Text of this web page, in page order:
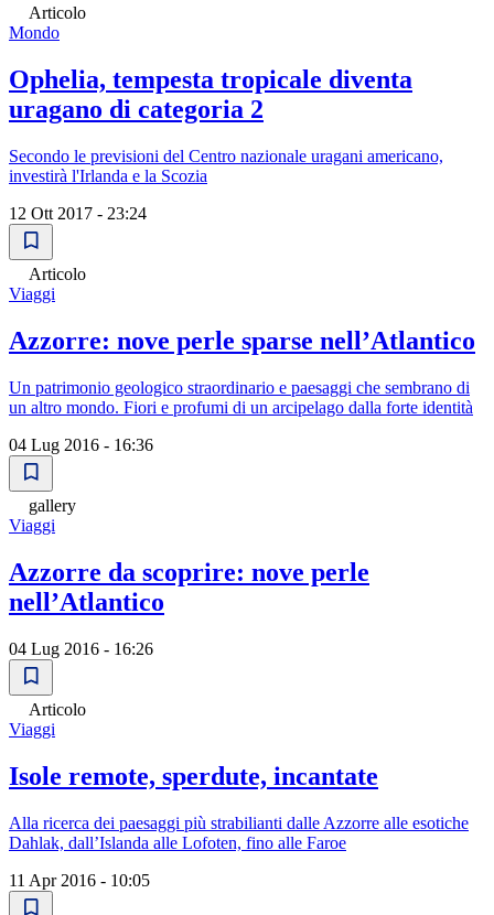
Articolo
Mondo
Ophelia, tempesta tropicale diventa
uragano di categoria 2
Secondo le previsioni del Centro nazionale uragani americano,
investirà l'Irlanda e la Scozia
12 Ott 2017 - 23:24
Articolo
Viaggi
Azzorre: nove perle sparse nell’Atlantico
Un patrimonio geologico straordinario e paesaggi che sembrano di
un altro mondo. Fiori e profumi di un arcipelago dalla forte identità
04 Lug 2016 - 16:36
gallery
Viaggi
Azzorre da scoprire: nove perle
nell’Atlantico
04 Lug 2016 - 16:26
Articolo
Viaggi
Isole remote, sperdute, incantate
Alla ricerca dei paesaggi più strabilianti dalle Azzorre alle esotiche
Dahlak, dall’Islanda alle Lofoten, fino alle Faroe
11 Apr 2016 - 10:05